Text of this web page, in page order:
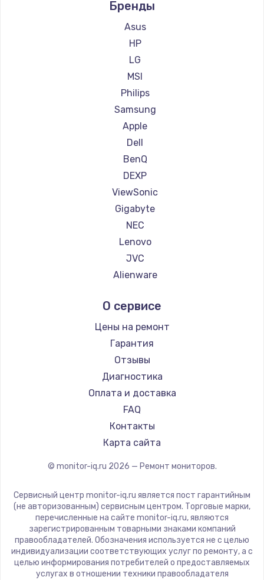
Ремонт мониторов Thunderobot
Ремонт мониторов Hisense
Ремонт мониторов АОС
Ремонт мониторов Ardor
Ремонт мониторов Machenike
Ремонт мониторов iru
Ремонт мониторов Titan Army
Ремонт мониторов iFFALCON
Ремонт мониторов Dahua
Бренды
Asus
HP
LG
MSI
Philips
Samsung
Apple
Dell
BenQ
DEXP
ViewSonic
Gigabyte
NEC
Lenovo
JVC
Alienware
Thunderobot
Hisense
АОС
Ardor
Machenike
iru
Titan Army
iFFALCON
Dahua
О сервисе
Цены на ремонт
Гарантия
Отзывы
Диагностика
Оплата и доставка
FAQ
Контакты
Карта сайта
© monitor-iq.ru 2026 — Ремонт мониторов.
Сервисный центр monitor-iq.ru является пост гарантийным
(не авторизованным) сервисным центром. Торговые марки,
перечисленные на сайте monitor-iq.ru, являются
зарегистрированным товарными знаками компаний
правообладателей. Обозначения используется не с целью
индивидуализации соответствующих услуг по ремонту, а с
целью информирования потребителей о предоставляемых
услугах в отношении техники правообладателя